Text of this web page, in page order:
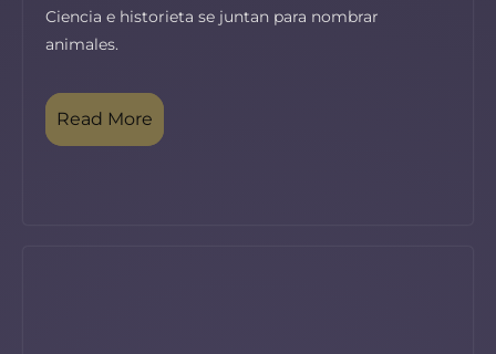
Ciencia e historieta se juntan para nombrar
animales.
Read More